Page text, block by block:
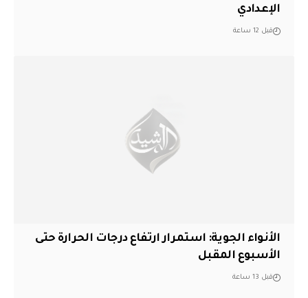
الإعدادي
قبل 12 ساعة
الأنواء الجوية: استمرار ارتفاع درجات الحرارة حتى
الأسبوع المقبل
قبل 13 ساعة